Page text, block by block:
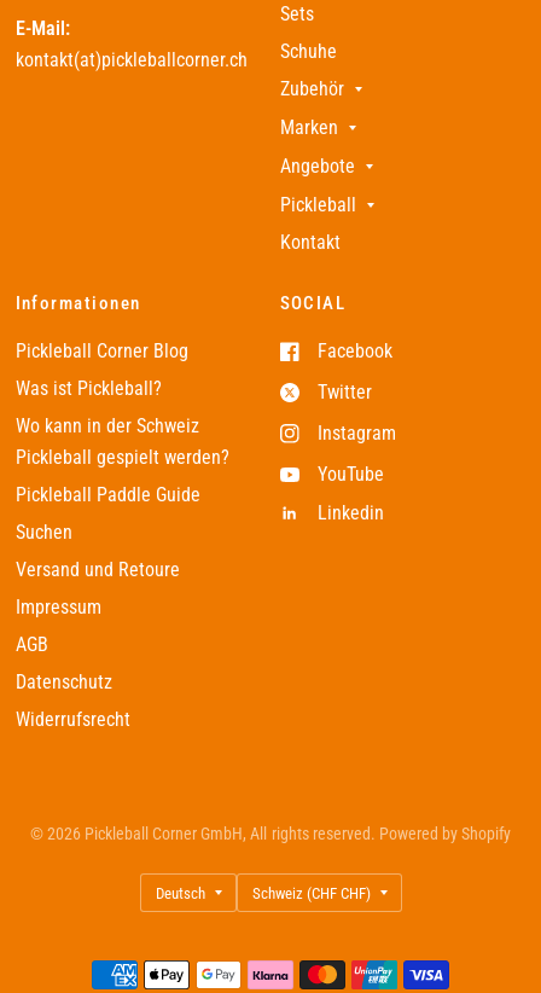
E-Mail:
kontakt(at)pickleballcorner.ch
Sets
Schuhe
Zubehör
Marken
Angebote
Pickleball
Kontakt
Informationen
Pickleball Corner Blog
Was ist Pickleball?
Wo kann in der Schweiz
Pickleball gespielt werden?
Pickleball Paddle Guide
Suchen
Versand und Retoure
Impressum
AGB
Datenschutz
Widerrufsrecht
SOCIAL
Facebook
Twitter
Instagram
YouTube
Linkedin
© 2026 Pickleball Corner GmbH, All rights reserved. Powered by Shopify
Land/Region
aktualisieren
Land/Region
aktualisieren